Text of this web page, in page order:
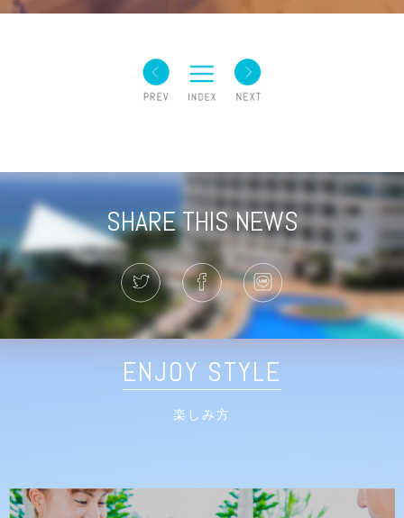
SHARE THIS NEWS
ENJOY STYLE
楽しみ方